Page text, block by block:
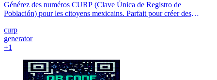
Générez des numéros CURP (Clave Única de Registro de
Población) pour les citoyens mexicains. Parfait pour créer des
curp
generator
+1